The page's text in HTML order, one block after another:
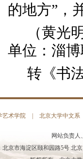
的地方”，
（黄光
单位：淄
转《书
艺术学院 北京大学中文系
网站负责
北京市海淀区颐和园路5号 北